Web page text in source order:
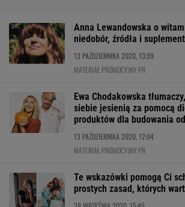
Anna Lewandowska o
niedobór, źródła i
13 PAŹDZIERNIKA 2020, 13:39
MATERIAŁ PROMOCYJNY PR
Ewa Chodakowska
siebie jesienią za pomocą
produktów dla budowania
13 PAŹDZIERNIKA 2020, 12:04
MATERIAŁ PROMOCYJNY PR
Te wskazówki pomogą Ci
prostych zasad, których